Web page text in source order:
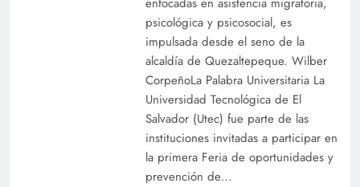
psicológica y psicosocial, es
impulsada desde el seno de la
alcaldía de Quezaltepeque. Wilber
CorpeñoLa Palabra Universitaria La
Universidad Tecnológica de El
Salvador (Utec) fue parte de las
instituciones invitadas a participar en
la primera Feria de oportunidades y
prevención de…